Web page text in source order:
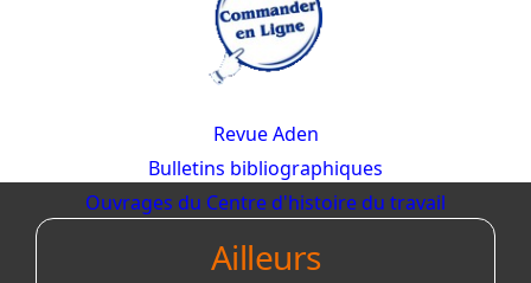
Revue Aden
Bulletins bibliographiques
Ouvrages du Centre d'histoire du travail
Ailleurs